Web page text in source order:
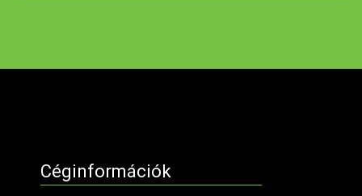
Céginformációk